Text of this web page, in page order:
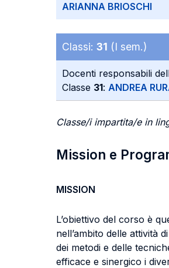
ARIANNA BRIOSCHI
Classi: 31 (I sem.)
Docenti responsabili
Classe 31: ANDREA
Classe/i impartita/e in
Mission e
MISSION
L’obiettivo del corso è
nell’ambito delle attività
dei metodi e delle
efficace e sinergico i